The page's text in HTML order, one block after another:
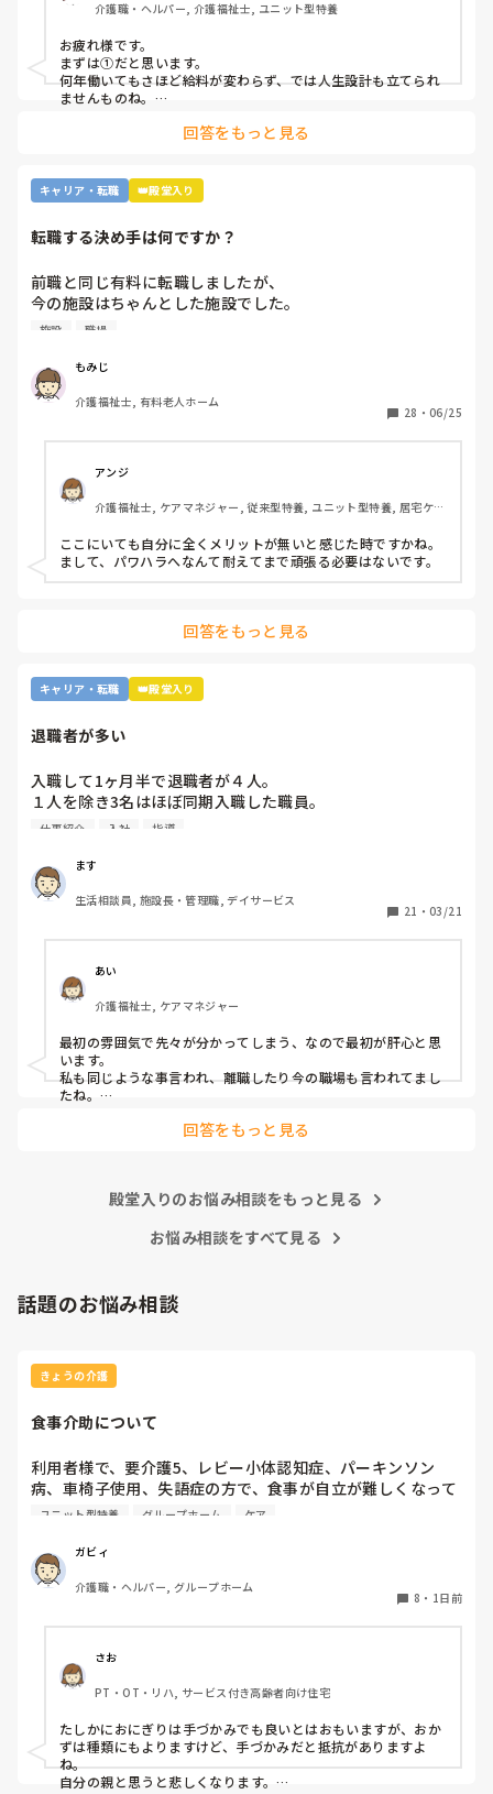
⑨人がいないのに新卒を優遇するから。
⑩未経験可の求人しかないから。
11マネジメント層がまともでないから。
12その他
介護職・ヘルパー, 介護福祉士, ユニット型特養
お疲れ様です。
まずは①だと思います。
何年働いてもさほど給料が変わらず、では人生設計も立てられ
ませんものね。
回答をもっと見る
キャリア・転職 👑殿堂入り
転職する決め手は何ですか？
前職と同じ有料に転職しましたが、
今の施設はちゃんとした施設でした。
いつもご機嫌を伺うみたいなとこが
あり、機嫌が悪いと理不尽に叱られる
みたいなとこがあり凹んだりしてました。
6月入社して最初は違い過ぎる事ばかりで
戸惑い、仕事を覚えるのが大変でしたが、
介護の仕事だけに集中出来る今の職場は
有難いなと感謝しています。
皆さんの転職する決め手は何ですか？
施設 職場
もみじ
介護福祉士, 有料老人ホーム
28 ・ 06/25
アンジ
介護福祉士, ケアマネジャー, 従来型特養, ユニット型特養, 居宅ケア
ここにいても自分に全くメリットが無いと感じた時ですかね。
まして、パワハラへなんて耐えてまで頑張る必要はないです。
回答をもっと見る
キャリア・転職 👑殿堂入り
退職者が多い
入職して1ヶ月半で退職者が４人。
１人を除き3名はほぼ同期入職した職員。
辞める理由は2名の職員の指導仕方。
ヶ月位で質問出来ない環境、それでは続かないですよね。
自分も先に相談させて頂きましたが。
２カ月前に退職願提出ですが、まだ試用期間1ヶ月半、試用
紹介会社には悪く感じますが、心的にしんどい。今日も何言
仕事紹介 入社 指導
ます
生活相談員, 施設長・管理職, デイサービス
21 ・ 03/21
あい
介護福祉士, ケアマネジャー
最初の雰囲気で先々が分かってしまう、なので最初が肝心と思
います。
私も同じような事言われ、離職したり今の職場も言われてまし
たね。
は、あまり意味はないです。 回答をもっと見る
殿堂入りのお悩み相談をもっと見る
お悩み相談をすべて見る
話題のお悩み相談
きょうの介護
食事介助について
利用者様で、要介護5、レビー小体認知症、パーキンソン
病、車椅子使用、失語症の方で、食事が自立が難しくなって
来ました。ご飯を、おにぎりにして、ご自分で手づかみで食
す。食べられる時とスプーンを使っても難しい時がありま
す。おかずも、おにぎり同様、手づかみでたべてもらってる
時があるのですが、難しい時は、職員が介助しています。ご
かずの手づかみは、どうかなと思うのですが、皆さんはどう
思われますか？私は、自分の母親が手づかみで食べてるのを
見たら、悲しくなります…職員さん、介助して下さいと思っ
てしまいます…
ユニット型特養 グループホーム ケア
ガビィ
介護職・ヘルパー, グループホーム
8 ・ 1日前
さお
PT・OT・リハ, サービス付き高齢者向け住宅
たしかにおにぎりは手づかみでも良いとはおもいますが、おか
ずは種類にもよりますけど、手づかみだと抵抗がありますよ
ね。
自分の親と思うと悲しくなります。